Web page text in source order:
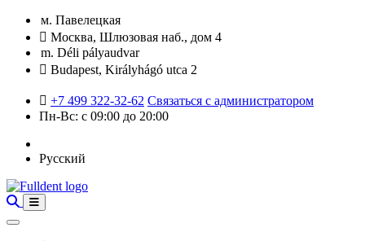
м. Павелецкая
Москва, Шлюзовая наб., дом 4
m. Déli pályaudvar
Budapest, Királyhágó utca 2
+7 499 322-32-62 Связаться с администратором
Пн-Вс: с 09:00 до 20:00
Русский